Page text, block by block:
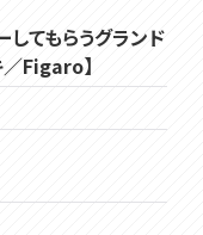
してもらうグランド
Figaro】